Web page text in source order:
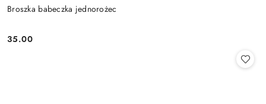
Broszka babeczka jednorożec
Cena:
35.00